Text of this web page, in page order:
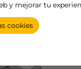
y mejorar tu
cookies